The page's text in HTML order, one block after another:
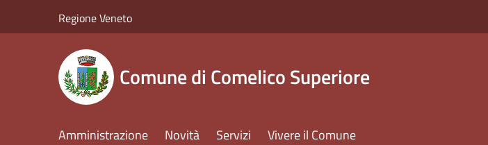
Regione Veneto
Comune di Comelico Superiore
Amministrazione Novità Servizi Vivere il Comune